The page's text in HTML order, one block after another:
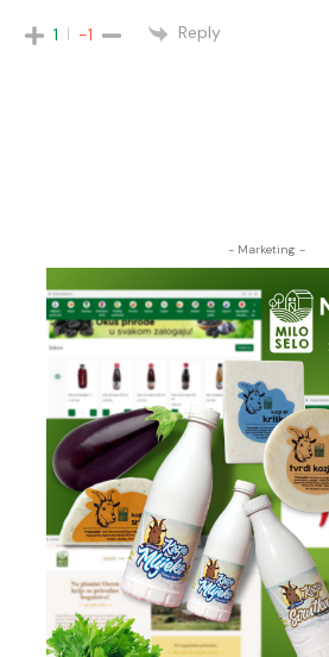
1 -1 Reply
- Marketing -